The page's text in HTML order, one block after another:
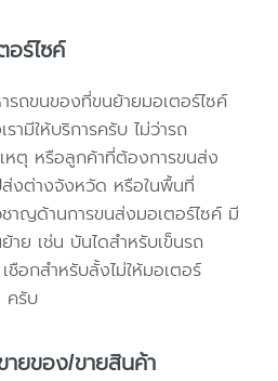
อร์ไซค์
ถขนของที่ขนย้ายมอเตอร์ไซค์
ามีให้บริการครับ ไม่ว่ารถ
หตุ หรือลูกค้าที่ต้องการขนส่ง
ส่งต่างจังหวัด หรือในพื้นที่
ชาญด้านการขนส่งมอเตอร์ไซค์ มี
ย เช่น บันไดสำหรับเข็นรถ
อกสำหรับลั้งไม่ให้มอเตอร์
ครับ
ายของ/ขายสินค้า